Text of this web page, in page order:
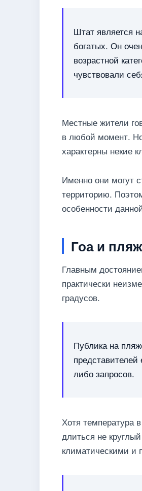
Штат является
богатых. Он
возрастной
чувствовали
Местные жители
в любой момент.
характерны некие
Именно они могут
территорию.
особенности
Гоа и
Главным
практически
градусов.
Публика на
либо запросов.
Хотя температура
длиться не
климатическими и